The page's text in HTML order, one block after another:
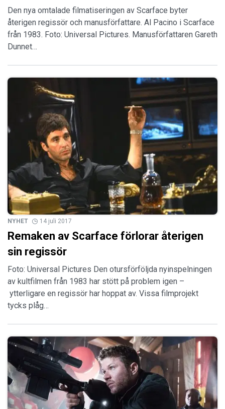
Den nya omtalade filmatiseringen av Scarface byter
återigen regissör och manusförfattare. Al Pacino i Scarface
från 1983. Foto: Universal Pictures. Manusförfattaren Gareth
Dunnet…
NYHET 14 juli 2017
Remaken av Scarface förlorar återigen
sin regissör
Foto: Universal Pictures Den otursförföljda nyinspelningen
av kultfilmen från 1983 har stött på problem igen –
ytterligare en regissör har hoppat av. Vissa filmprojekt
tycks plåg…